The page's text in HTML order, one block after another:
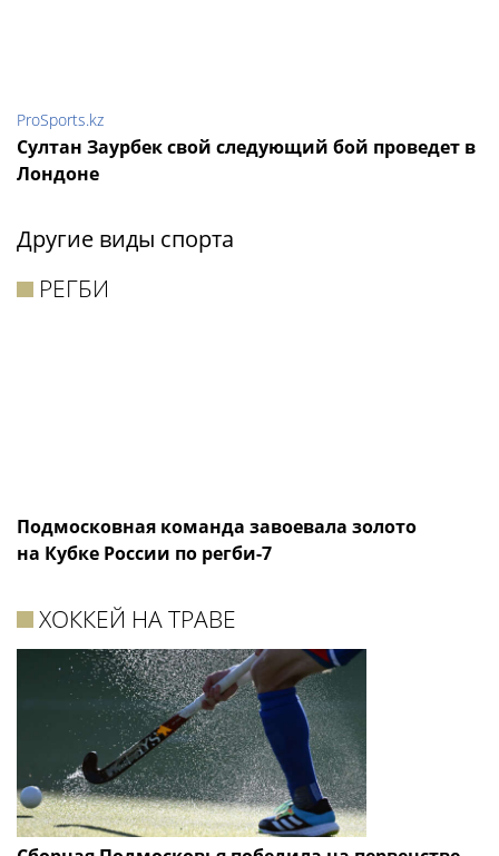
ProSports.kz
Султан Заурбек свой следующий бой проведет в
Лондоне
Другие виды спорта
РЕГБИ
Подмосковная команда завоевала золото
на Кубке России по регби-7
ХОККЕЙ НА ТРАВЕ